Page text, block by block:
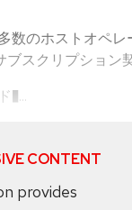
数のホストオペ
スクリプション
CONTENT
provides